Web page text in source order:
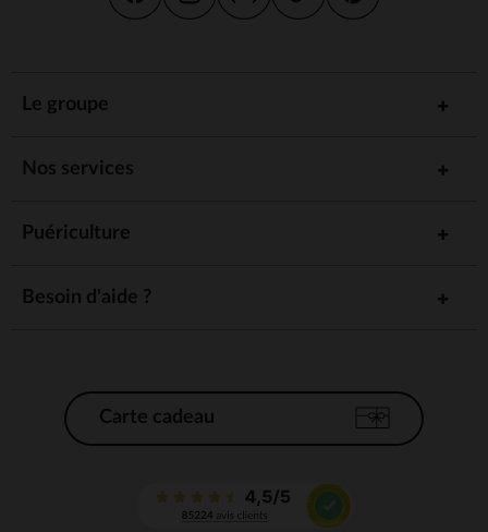
Le groupe
Nos services
Puériculture
Besoin d'aide ?
Carte cadeau